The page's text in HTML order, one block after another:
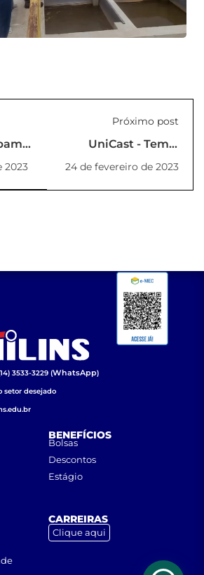
2023
Próximo post
UniCast - Tema:
Empreendedorismo
24 de fevereiro de 2023
3533-3229 (WhatsApp)
setor desejado
BENEFÍCIOS
Bolsas
Descontos
Estágio
CARREIRAS
Clique aqui